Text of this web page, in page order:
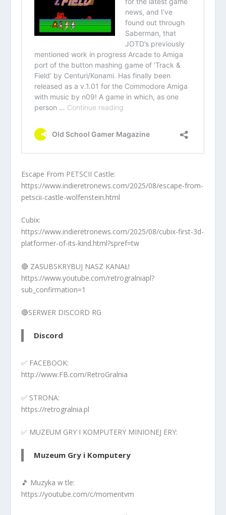
Escape From PETSCII Castle:
https://www.indieretronews.com/2025/08/escape-from-
petscii-castle-wolfenstein.html
Cubix:
https://www.indieretronews.com/2025/08/cubix-first-3d-
platformer-of-its-kind.html?spref=tw
🔴 ZASUBSKRYBUJ NASZ KANAŁ!
https://www.youtube.com/retrogralniapl?
sub_confirmation=1
🔴SERWER DISCORD RG
Discord
✅ FACEBOOK:
http://www.FB.com/RetroGralnia
✅ STRONA:
https://retrogralnia.pl
✅ MUZEUM GRY I KOMPUTERY MINIONEJ ERY:
Muzeum Gry i Komputery
🎵 Muzyka w tle:
https://youtube.com/c/momentvm